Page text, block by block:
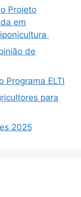
Projeto
em
de
Programa ELTI
para
2025